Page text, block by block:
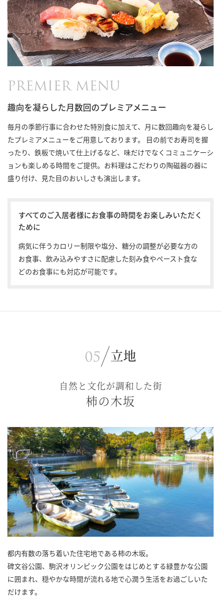
PREMIER MENU
趣向を凝らした月数回のプレミアメニュー
毎月の季節行事に合わせた特別食に加えて、月に数回趣向を凝らし
たプレミアメニューをご用意しております。 目の前でお寿司を握
ったり、鉄板で焼いて仕上げるなど、味だけでなくコミュニケーシ
ョンも楽しめる時間をご提供。お料理はこだわりの陶磁器の器に
盛り付け、見た目のおいしさも演出します。
すべてのご入居者様にお食事の時間をお楽しみいただく
ために
病気に伴うカロリー制限や塩分、糖分の調整が必要な方の
お食事、飲み込みやすさに配慮した刻み食やペースト食な
どのお食事にも対応が可能です。
立地
自然と文化が調和した街
柿の木坂
都内有数の落ち着いた住宅地である柿の木坂。
碑文谷公園、駒沢オリンピック公園をはじめとする緑豊かな公園
に囲まれ、穏やかな時間が流れる地で心潤う生活をお過ごしいた
だけます。